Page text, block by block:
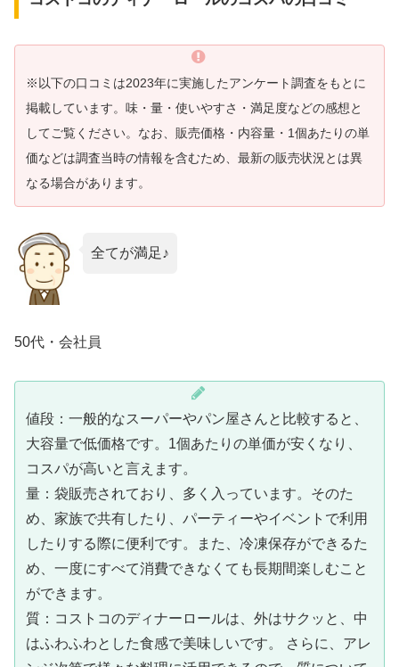
※以下の口コミは2023年に実施したアンケート調査をもとに
掲載しています。味・量・使いやすさ・満足度などの感想と
してご覧ください。なお、販売価格・内容量・1個あたりの単
価などは調査当時の情報を含むため、最新の販売状況とは異
なる場合があります。
全てが満足♪
50代・会社員
値段：一般的なスーパーやパン屋さんと比較すると、
大容量で低価格です。1個あたりの単価が安くなり、
コスパが高いと言えます。
量：袋販売されており、多く入っています。そのた
め、家族で共有したり、パーティーやイベントで利用
したりする際に便利です。また、冷凍保存ができるた
め、一度にすべて消費できなくても長期間楽しむこと
ができます。
質：コストコのディナーロールは、外はサクッと、中
はふわふわとした食感で美味しいです。 さらに、アレ